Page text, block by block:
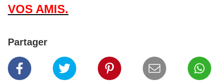
VOS AMIS.
Partager